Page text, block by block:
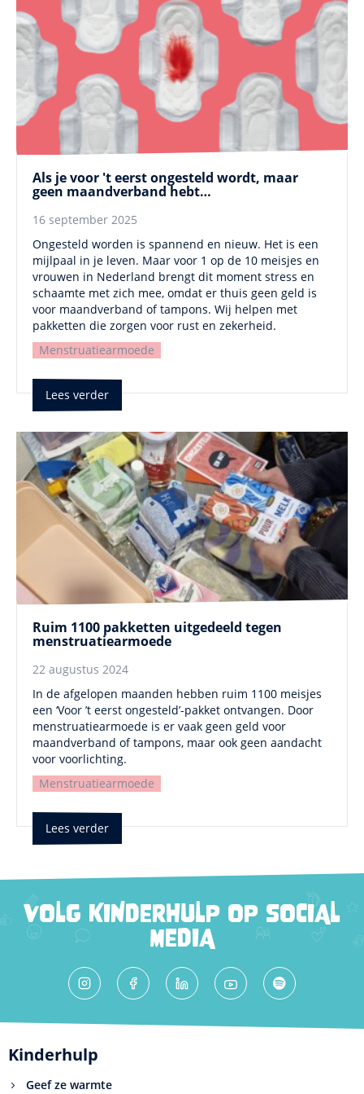
Als je voor 't eerst ongesteld wordt, maar
geen maandverband hebt…
16 september 2025
Ongesteld worden is spannend en nieuw. Het is een
mijlpaal in je leven. Maar voor 1 op de 10 meisjes en
vrouwen in Nederland brengt dit moment stress en
schaamte met zich mee, omdat er thuis geen geld is
voor maandverband of tampons. Wij helpen met
pakketten die zorgen voor rust en zekerheid.
Menstruatiearmoede
Lees verder
Ruim 1100 pakketten uitgedeeld tegen
menstruatiearmoede
22 augustus 2024
In de afgelopen maanden hebben ruim 1100 meisjes
een ‘Voor ’t eerst ongesteld’-pakket ontvangen. Door
menstruatiearmoede is er vaak geen geld voor
maandverband of tampons, maar ook geen aandacht
voor voorlichting.
Menstruatiearmoede
Lees verder
VOLG KINDERHULP OP SOCIAL
MEDIA
Kinderhulp
Geef ze warmte